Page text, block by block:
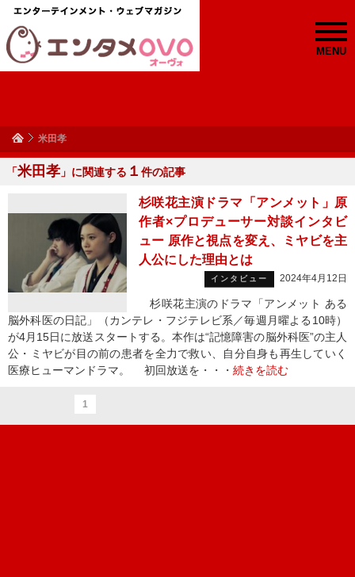
MENU
米田孝
「米田孝 」に関連する １ 件の記事
杉咲花主演ドラマ「アンメット」原
作者×プロデューサー対談インタビ
ュー 原作と視点を変え、ミヤビを主
人公にした理由とは
インタビュー 2024年4月12日
杉咲花主演のドラマ「アンメット ある
脳外科医の日記」（カンテレ・フジテレビ系／毎週月曜よる10時）
が4月15日に放送スタートする。本作は“記憶障害の脳外科医”の主人
公・ミヤビが目の前の患者を全力で救い、自分自身も再生していく
医療ヒューマンドラマ。 初回放送を・・・ 続きを読む
1